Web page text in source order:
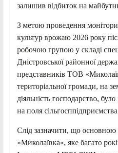
залишив відбиток на
З метою проведення
культур врожаю 2026 року
робочою групою у складі
Дністровської районної
представників ТОВ
територіальної громади, на
діяльність господарство,
на поля
Слід зазначити, що
«Миколаївка», яке багато